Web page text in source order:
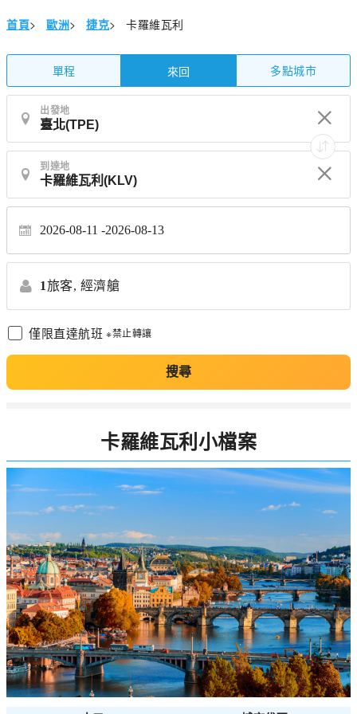
首頁> 歐洲> 捷克> 卡羅維瓦利
單程 來回 多點城市
出發地
到達地
2026-08-11 2026-08-13
1旅客, 經濟艙
僅限直達航班 ※禁止轉讓
搜尋
卡羅維瓦利小檔案